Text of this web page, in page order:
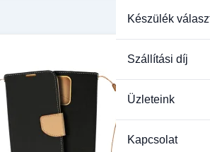
Készülék
Szállítási díj
Üzleteink
Kapcsolat